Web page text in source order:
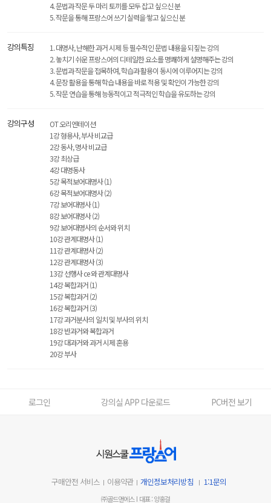
4. 문법과 작문 두 마리 토끼를 모두 잡고 싶으신 분
5. 작문을 통해 프랑스어 쓰기 실력을 쌓고 싶으신 분
강의특징
1. 대명사, 난해한 과거 시제 등 필수적인 문법 내용을 되짚는 강의
2. 놓치기 쉬운 프랑스어의 디테일한 요소를 명쾌하게 설명해주는 강의
3. 문법과 작문을 접목하여, 학습과 활용이 동시에 이루어지는 강의
4. 문장 활용을 통해 학습 내용을 바로 적용 및 확인이 가능한 강의
5. 작문 연습을 통해 능동적이고 적극적인 학습을 유도하는 강의
강의구성
OT 오리엔테이션
1강 형용사, 부사 비교급
2강 동사, 명사 비교급
3강 최상급
4강 대명동사
5강 목적보어대명사 (1)
6강 목적보어대명사 (2)
7강 보어대명사 (1)
8강 보어대명사 (2)
9강 보어대명사의 순서와 위치
10강 관계대명사 (1)
11강 관계대명사 (2)
12강 관계대명사 (3)
13강 선행사 ce 와 관계대명사
14강 복합과거 (1)
15강 복합과거 (2)
16강 복합과거 (3)
17강 과거분사의 일치 및 부사의 위치
18강 반과거와 복합과거
19강 대과거와 과거 시제 혼용
20강 부사
로그인 강의실 APP 다운로드 PC버전 보기
구매안전 서비스 이용약관 개인정보처리방침 1:1문의
㈜골드앤에스 대표 : 양홍걸